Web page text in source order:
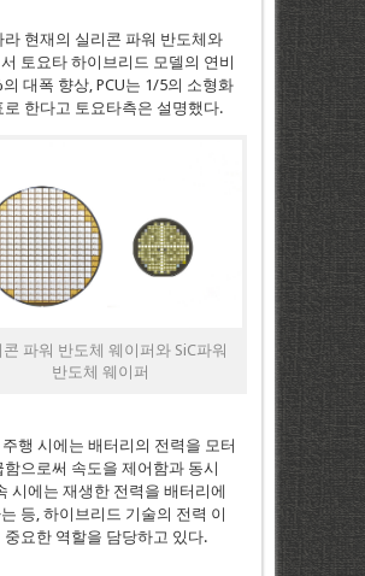
라 현재의 실리콘 파워 반도체와
토요타 하이브리드 모델의 연비
의 대폭 향상, PCU는 1/5의 소형화
로 한다고 토요타측은 설명했다.
콘 파워 반도체 웨이퍼와 SiC파워
반도체 웨이퍼
주행 시에는 배터리의 전력을 모터
함으로써 속도을 제어함과 동시
시에는 재생한 전력을 배터리에
등, 하이브리드 기술의 전력 이
중요한 역할을 담당하고 있다.